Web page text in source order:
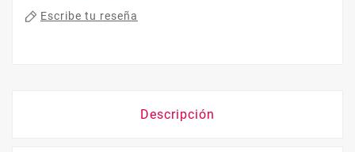
Escribe tu reseña
Descripción